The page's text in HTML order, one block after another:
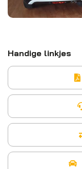
Handige linkjes